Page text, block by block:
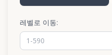
레벨로 이동: